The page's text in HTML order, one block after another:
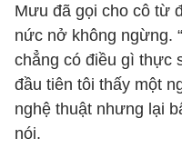
Mưu đã gọi cho cô từ
nức nở không ngừng.
chẳng có điều gì thực
đầu tiên tôi thấy một
nghệ thuật nhưng lại
nói.